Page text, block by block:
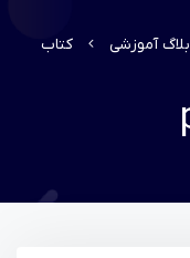
بلاگ آموزشی
کتاب